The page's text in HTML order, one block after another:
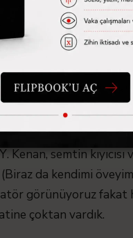
kurularak
devam
mi düşecekti elden?
semtin kıyıcısı
da kendimi
görünüyoruz fakat
çoktan vardık.